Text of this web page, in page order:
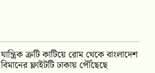
যান্ত্রিক ত্রুটি কাটিয়ে রোম থেকে বাংলাদেশ
বিমানের ফ্লাইটটি ঢাকায় পৌঁছেছে